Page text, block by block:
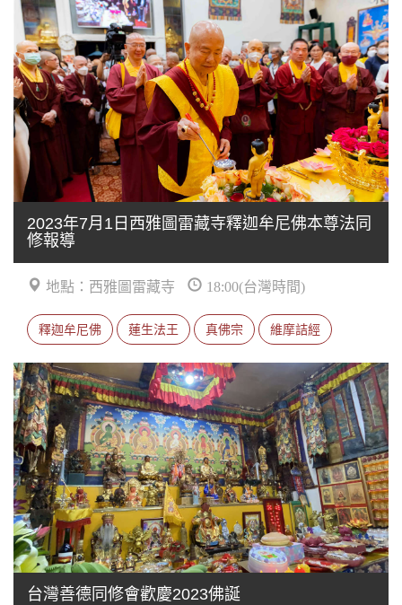
2023年7月1日西雅圖雷藏寺釋迦牟尼佛本尊法同
修報導
地點：西雅圖雷藏寺 18:00(台灣時間)
釋迦牟尼佛 蓮生法王 真佛宗 維摩詰經
台灣善德同修會歡慶2023佛誕